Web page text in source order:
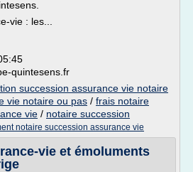
vie : les...
quintesens.fr
succession assurance vie notaire
vie notaire ou pas / frais notaire
vie / notaire succession
notaire succession assurance vie
vie et émoluments